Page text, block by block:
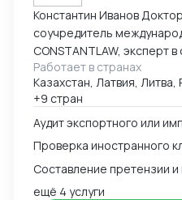
Константин Иванов Доктор права, доцент,
соучредитель
CONSTANTLAW, эксперт в
внешнеэкономической
сопровождения
внешнеэкономических
арбитр (Рижский
международный
Казахстан).
Работает в странах
Казахстан, Латвия, Литва,
+9 стран
Проверка иностранного
ещё 4 услуги